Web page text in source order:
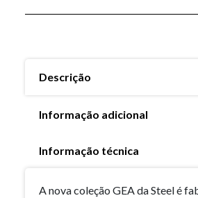
Descrição
Informação adicional
Informação técnica
A nova coleção GEA da Steel é